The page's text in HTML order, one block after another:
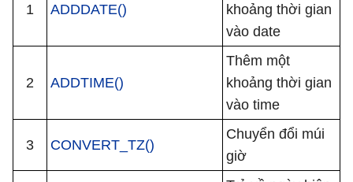
1 ADDDATE()
khoảng thời gian
vào date
2 ADDTIME()
Thêm một
khoảng thời gian
vào time
3 CONVERT_TZ()
Chuyển đổi múi
giờ